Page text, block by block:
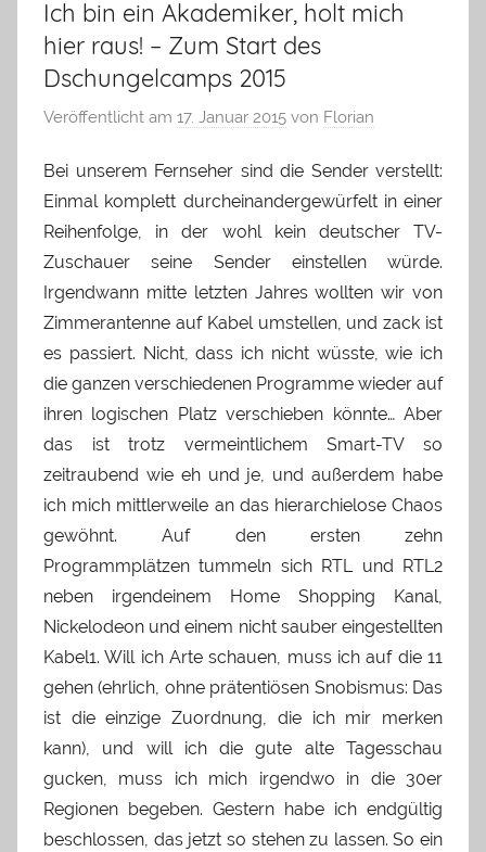
Ich bin ein Akademiker, holt mich
hier raus! – Zum Start des
Dschungelcamps 2015
Veröffentlicht am 17. Januar 2015 von Florian
Bei unserem Fernseher sind die Sender verstellt:
Einmal komplett durcheinandergewürfelt in einer
Reihenfolge, in der wohl kein deutscher TV-
Zuschauer seine Sender einstellen würde.
Irgendwann mitte letzten Jahres wollten wir von
Zimmerantenne auf Kabel umstellen, und zack ist
es passiert. Nicht, dass ich nicht wüsste, wie ich
die ganzen verschiedenen Programme wieder auf
ihren logischen Platz verschieben könnte… Aber
das ist trotz vermeintlichem Smart-TV so
zeitraubend wie eh und je, und außerdem habe
ich mich mittlerweile an das hierarchielose Chaos
gewöhnt. Auf den ersten zehn
Programmplätzen tummeln sich RTL und RTL2
neben irgendeinem Home Shopping Kanal,
Nickelodeon und einem nicht sauber eingestellten
Kabel1. Will ich Arte schauen, muss ich auf die 11
gehen (ehrlich, ohne prätentiösen Snobismus: Das
ist die einzige Zuordnung, die ich mir merken
kann), und will ich die gute alte Tagesschau
gucken, muss ich mich irgendwo in die 30er
Regionen begeben. Gestern habe ich endgültig
beschlossen, das jetzt so stehen zu lassen. So ein